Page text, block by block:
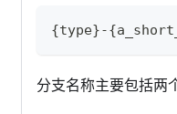
{type}-
分支名称主要包括两